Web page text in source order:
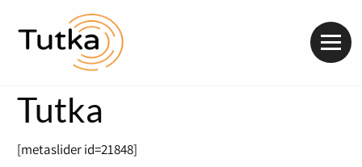
Tutka
[metaslider id=21848]